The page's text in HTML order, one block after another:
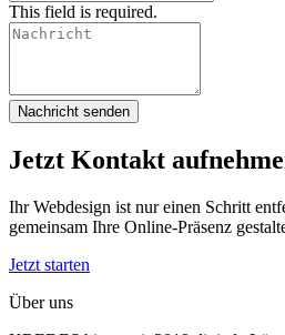
This field is required.
Nachricht senden
Jetzt Kontakt
Ihr Webdesign ist nur einen Schritt
gemeinsam Ihre Online-Präsenz
Jetzt starten
Über uns